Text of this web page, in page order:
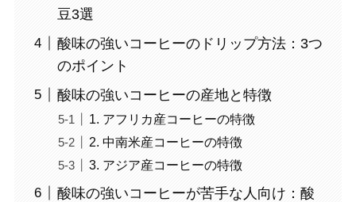
豆3選
酸味の強いコーヒーのドリップ方法：3つ
のポイント
酸味の強いコーヒーの産地と特徴
1. アフリカ産コーヒーの特徴
2. 中南米産コーヒーの特徴
3. アジア産コーヒーの特徴
酸味の強いコーヒーが苦手な人向け：酸